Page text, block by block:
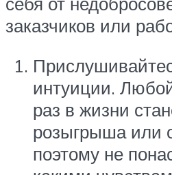
заказчиков или
интуиции.
раз в жизни
розыгрыша или
поэтому не